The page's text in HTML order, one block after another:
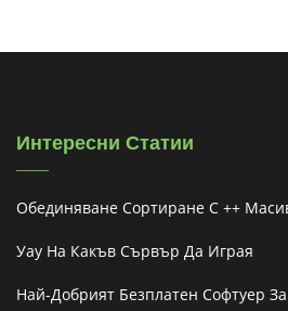
Интересни Статии
Обединяване Сортиране C ++
Уау На Какъв Сървър Да Играя
Най-Добрият Безплатен Софтуер